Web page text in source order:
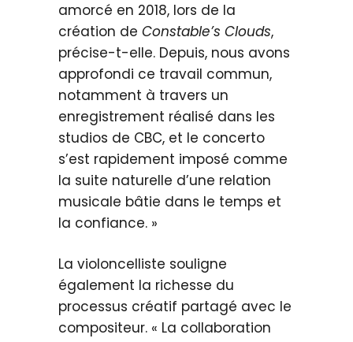
amorcé en 2018, lors de la
création de Constable’s Clouds,
précise-t-elle. Depuis, nous avons
approfondi ce travail commun,
notamment à travers un
enregistrement réalisé dans les
studios de CBC, et le concerto
s’est rapidement imposé comme
la suite naturelle d’une relation
musicale bâtie dans le temps et
la confiance. »
La violoncelliste souligne
également la richesse du
processus créatif partagé avec le
compositeur. « La collaboration